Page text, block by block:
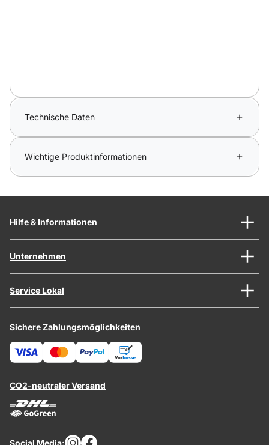
Technische Daten
Wichtige Produktinformationen
Hilfe & Informationen
Unternehmen
Service Lokal
Sichere Zahlungsmöglichkeiten
CO2-neutraler Versand
Social Media: